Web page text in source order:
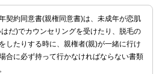
契約同意書(親権同意書)は、未成年が恋肌
だ)でカウンセリングを受けたり、脱毛の
したりする時に、親権者(親)が一緒に行け
合に必ず持って行かなければならない書類